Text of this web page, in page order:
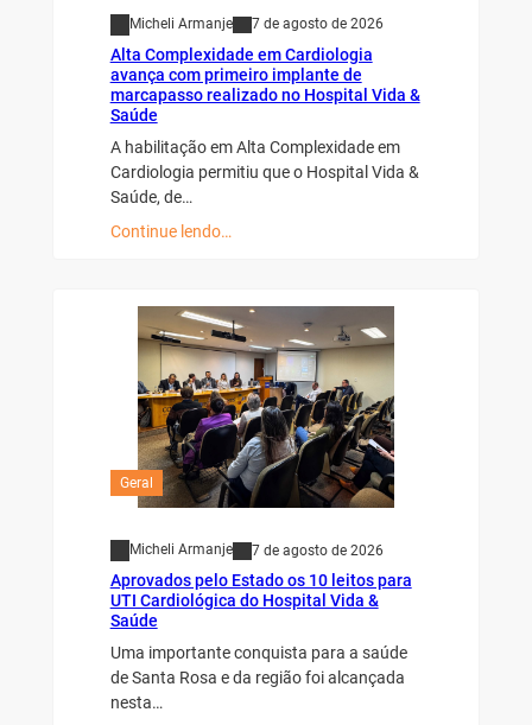
Micheli Armanje 7 de agosto de 2026
Alta Complexidade em Cardiologia
avança com primeiro implante de
marcapasso realizado no Hospital Vida &
Saúde
A habilitação em Alta Complexidade em
Cardiologia permitiu que o Hospital Vida &
Saúde, de…
Continue lendo…
Geral
Micheli Armanje 7 de agosto de 2026
Aprovados pelo Estado os 10 leitos para
UTI Cardiológica do Hospital Vida &
Saúde
Uma importante conquista para a saúde
de Santa Rosa e da região foi alcançada
nesta…